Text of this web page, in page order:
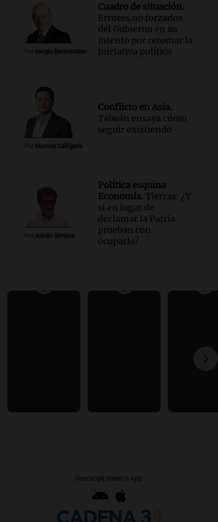
Por Sergio Berensztein
Cuadro de situación.
Errores no forzados
del Gobierno en su
intento por retomar la
iniciativa política
Por Marcos Calligaris
Conflicto en Asia.
Taiwán ensaya cómo
seguir existiendo
Por Adrián Simioni
Política esquina
Economía. Tierras: ¿Y
si en lugar de
declamar la Patria
prueban con
ocuparla?
Descargá nuestra App